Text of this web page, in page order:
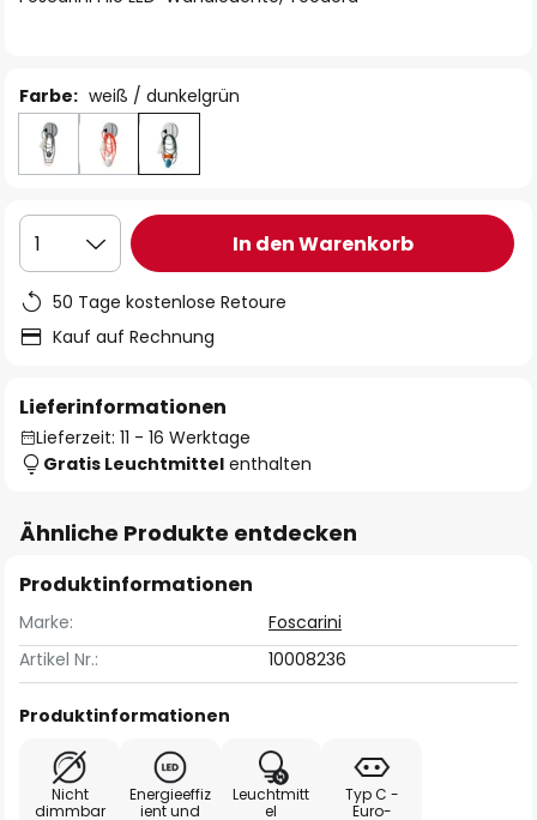
Farbe: weiß / dunkelgrün
1 In den Warenkorb
50 Tage kostenlose Retoure
Kauf auf Rechnung
Lieferinformationen
Lieferzeit: 11 - 16 Werktage
Gratis Leuchtmittel enthalten
Ähnliche Produkte entdecken
Produktinformationen
Marke:
Foscarini
Artikel Nr.:
10008236
Produktinformationen
Nicht
dimmbar
Energieeffiz
ient und
Leuchtmitt
el
Typ C -
Euro-